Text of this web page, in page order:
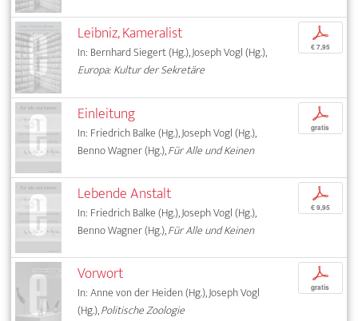
Leibniz, Kameralist
In: Bernhard Siegert (Hg.), Joseph Vogl (Hg.),
Europa: Kultur der Sekretäre
p
€ 7,95
Einleitung
In: Friedrich Balke (Hg.), Joseph Vogl (Hg.),
Benno Wagner (Hg.),Für Alle und Keinen
p
gratis
Lebende Anstalt
In: Friedrich Balke (Hg.), Joseph Vogl (Hg.),
Benno Wagner (Hg.),Für Alle und Keinen
p
€ 9,95
Vorwort
In: Anne von der Heiden (Hg.), Joseph Vogl
(Hg.),Politische Zoologie
p
gratis